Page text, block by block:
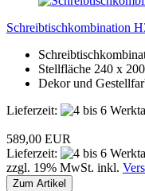
Schreibtischkombination
Stellfläche 240 x
Dekor und
Lieferzeit:
589,00 EUR
Lieferzeit:
zzgl. 19% MwSt. inkl.
Zum Artikel